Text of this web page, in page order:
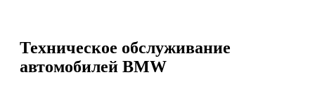
Техническое обслуживание
автомобилей BMW